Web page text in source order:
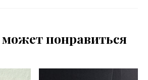
понравиться